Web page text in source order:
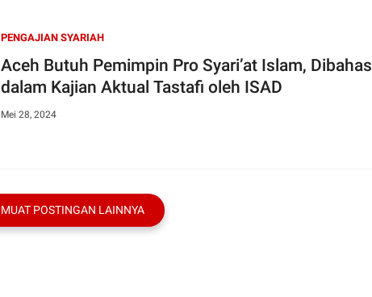
PENGAJIAN SYARIAH
Aceh Butuh Pemimpin Pro Syari’at Islam, Dibahas
dalam Kajian Aktual Tastafi oleh ISAD
Mei 28, 2024
MUAT POSTINGAN LAINNYA